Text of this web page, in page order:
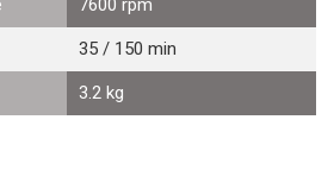
7600 rpm
35 / 150 min
3.2 kg